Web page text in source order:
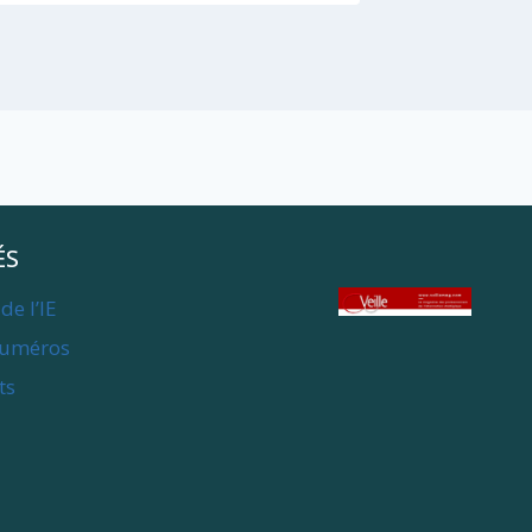
l’IE